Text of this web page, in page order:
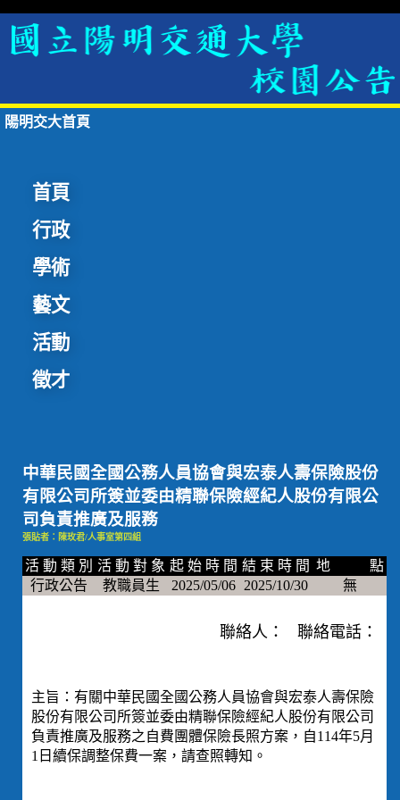
陽明交大首頁
首頁
行政
學術
藝文
活動
徵才
中華民國全國公務人員協會與宏泰人壽保險股份
有限公司所簽並委由精聯保險經紀人股份有限公
司負責推廣及服務
張貼者：陳玫君/人事室第四組
活 動 類 別 活 動 對 象 起 始 時 間 結 束 時 間 地 點
行政公告
教職員生 2025/05/06 2025/10/30 無
聯絡人： 聯絡電話：
主旨：有關中華民國全國公務人員協會與宏泰人壽保險
股份有限公司所簽並委由精聯保險經紀人股份有限公司
負責推廣及服務之自費團體保險長照方案，自114年5月
1日續保調整保費一案，請查照轉知。